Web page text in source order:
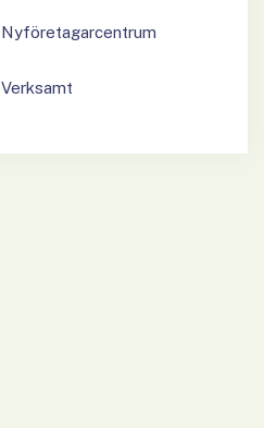
Nyföretagarcentrum
Verksamt